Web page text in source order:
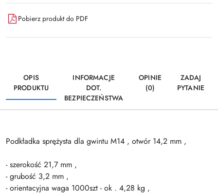
Pobierz produkt do PDF
OPIS
PRODUKTU
INFORMACJE
DOT.
BEZPIECZEŃSTWA
OPINIE
(0)
ZADAJ
PYTANIE
Podkładka sprężysta dla gwintu M14 , otwór 14,2 mm ,
- szerokość 21,7 mm ,
- grubość 3,2 mm ,
- orientacyjna waga 1000szt - ok . 4,28 kg ,